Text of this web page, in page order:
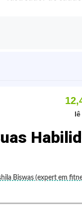
lê
Biswas (expert em